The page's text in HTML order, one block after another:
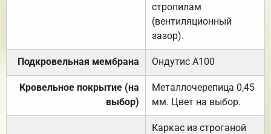
стропилам
(вентиляционный
зазор).
Подкровельная мембрана Ондутис А100
Кровельное покрытие (на
выбор)
Металлочерепица 0,45
мм. Цвет на выбор.
Каркас из строганой